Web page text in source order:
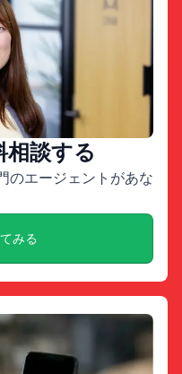
談する
のエージェントがあな
みる